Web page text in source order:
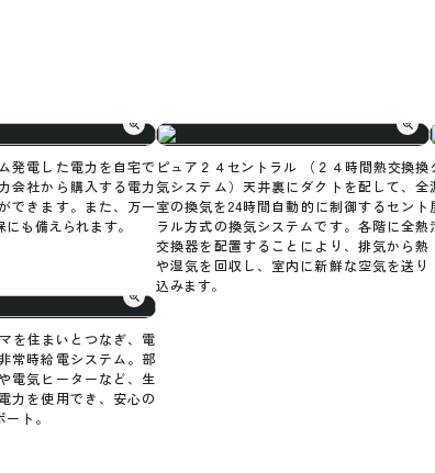
発電した電力を自宅で
会社から購入する電力
できます。また、万一
も備えられます。
ピュア２４セントラル （２４時間熱交換換
気システム）天井裏にダクトを配して、全
室の換気を24時間自動的に制御するセント
ラル方式の換気システムです。各階に全熱
交換器を配置することにより、排気から熱
や湿気を回収し、室内に新鮮な空気を送り
込みます。
を住まいとつなぎ、電
常時給電システム。部
電気ヒーターなど、生
力を使用でき、安心の
ト。